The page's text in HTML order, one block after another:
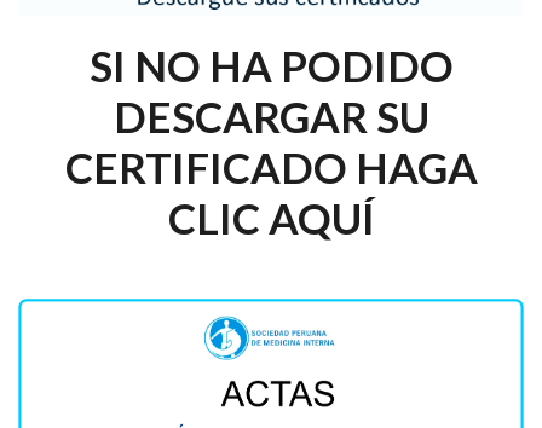
SI NO HA PODIDO
DESCARGAR SU
CERTIFICADO HAGA
CLIC AQUÍ